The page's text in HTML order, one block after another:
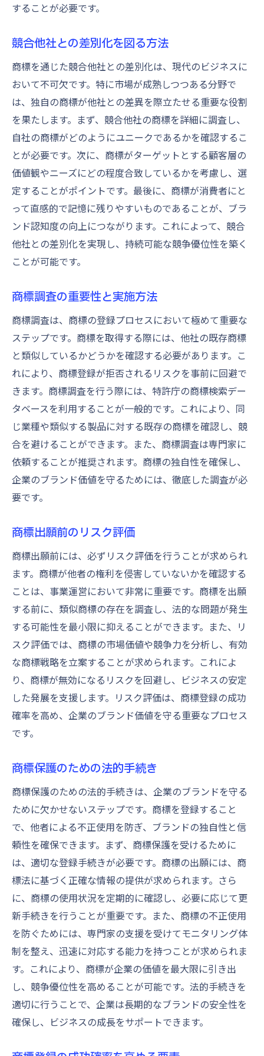
することが必要です。
競合他社との差別化を図る方法
商標を通じた競合他社との差別化は、現代のビジネスに
おいて不可欠です。特に市場が成熟しつつある分野で
は、独自の商標が他社との差異を際立たせる重要な役割
を果たします。まず、競合他社の商標を詳細に調査し、
自社の商標がどのようにユニークであるかを確認するこ
とが必要です。次に、商標がターゲットとする顧客層の
価値観やニーズにどの程度合致しているかを考慮し、選
定することがポイントです。最後に、商標が消費者にと
って直感的で記憶に残りやすいものであることが、ブラ
ンド認知度の向上につながります。これによって、競合
他社との差別化を実現し、持続可能な競争優位性を築く
ことが可能です。
商標調査の重要性と実施方法
商標調査は、商標の登録プロセスにおいて極めて重要な
ステップです。商標を取得する際には、他社の既存商標
と類似しているかどうかを確認する必要があります。こ
れにより、商標登録が拒否されるリスクを事前に回避で
きます。商標調査を行う際には、特許庁の商標検索デー
タベースを利用することが一般的です。これにより、同
じ業種や類似する製品に対する既存の商標を確認し、競
合を避けることができます。また、商標調査は専門家に
依頼することが推奨されます。商標の独自性を確保し、
企業のブランド価値を守るためには、徹底した調査が必
要です。
商標出願前のリスク評価
商標出願前には、必ずリスク評価を行うことが求められ
ます。商標が他者の権利を侵害していないかを確認する
ことは、事業運営において非常に重要です。商標を出願
する前に、類似商標の存在を調査し、法的な問題が発生
する可能性を最小限に抑えることができます。また、リ
スク評価では、商標の市場価値や競争力を分析し、有効
な商標戦略を立案することが求められます。これによ
り、商標が無効になるリスクを回避し、ビジネスの安定
した発展を支援します。リスク評価は、商標登録の成功
確率を高め、企業のブランド価値を守る重要なプロセス
です。
商標保護のための法的手続き
商標保護のための法的手続きは、企業のブランドを守る
ために欠かせないステップです。商標を登録すること
で、他者による不正使用を防ぎ、ブランドの独自性と信
頼性を確保できます。まず、商標保護を受けるために
は、適切な登録手続きが必要です。商標の出願には、商
標法に基づく正確な情報の提供が求められます。さら
に、商標の使用状況を定期的に確認し、必要に応じて更
新手続きを行うことが重要です。また、商標の不正使用
を防ぐためには、専門家の支援を受けてモニタリング体
制を整え、迅速に対応する能力を持つことが求められま
す。これにより、商標が企業の価値を最大限に引き出
し、競争優位性を高めることが可能です。法的手続きを
適切に行うことで、企業は長期的なブランドの安全性を
確保し、ビジネスの成長をサポートできます。